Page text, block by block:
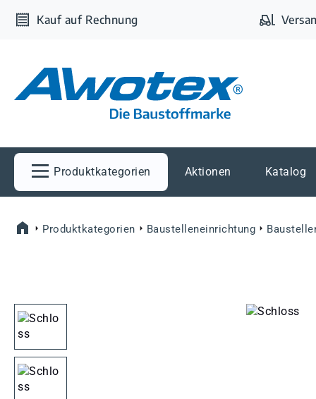
Hauptinhalt springen
Zur Suche springen
Zur Hauptnavigation springen
Kauf auf Rechnung
Produktkategorien Aktionen Katalog
Produktkategorien Baustelleneinrichtung
Bildergalerie überspringen